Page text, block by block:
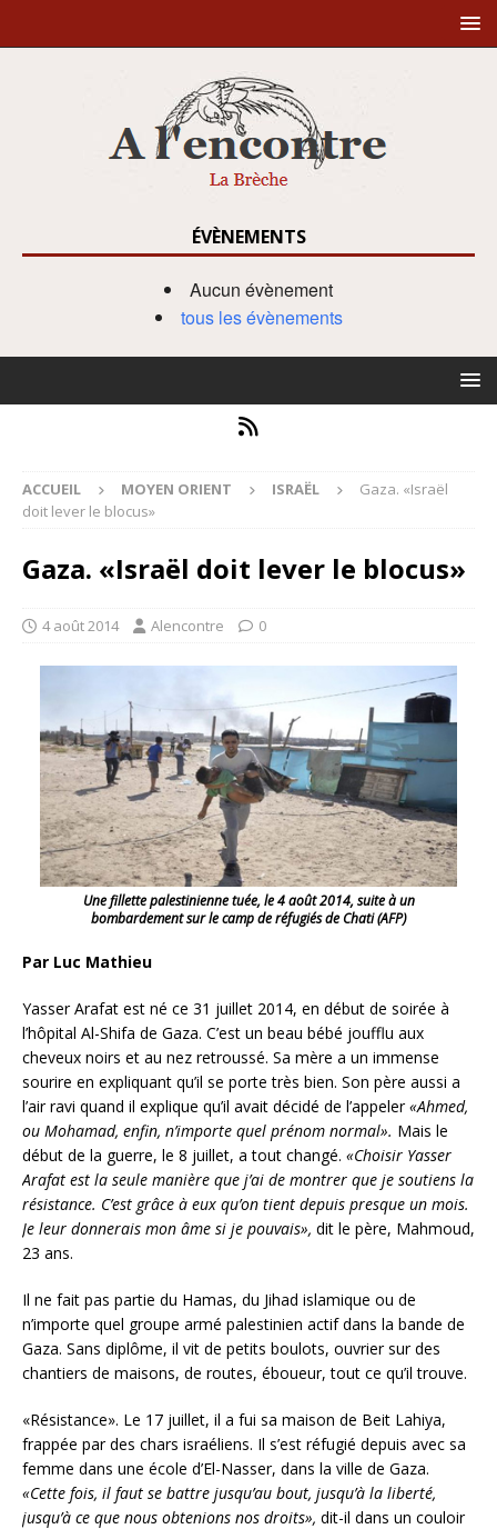
ÉVÈNEMENTS
Aucun évènement
tous les évènements
ACCUEIL MOYEN ORIENT ISRAËL
Gaza. «Israël
doit lever le blocus»
Gaza. «Israël doit lever le blocus»
4 août 2014 Alencontre 0
Une fillette palestinienne tuée, le 4 août 2014, suite à un
bombardement sur le camp de réfugiés de Chati (AFP)
Par Luc Mathieu
Yasser Arafat est né ce 31 juillet 2014, en début de soirée à
l’hôpital Al-Shifa de Gaza. C’est un beau bébé joufflu aux
cheveux noirs et au nez retroussé. Sa mère a un immense
sourire en expliquant qu’il se porte très bien. Son père aussi a
l’air ravi quand il explique qu’il avait décidé de l’appeler«Ahmed,
ou Mohamad, enfin, n’importe quel prénom normal». Mais le
début de la guerre, le 8 juillet, a tout changé. «Choisir Yasser
Arafat est la seule manière que j’ai de montrer que je soutiens la
résistance. C’est grâce à eux qu’on tient depuis presque un mois.
Je leur donnerais mon âme si je pouvais», dit le père, Mahmoud,
23 ans.
Il ne fait pas partie du Hamas, du Jihad islamique ou de
n’importe quel groupe armé palestinien actif dans la bande de
Gaza. Sans diplôme, il vit de petits boulots, ouvrier sur des
chantiers de maisons, de routes, éboueur, tout ce qu’il trouve.
«Résistance». Le 17 juillet, il a fui sa maison de Beit Lahiya,
frappée par des chars israéliens. Il s’est réfugié depuis avec sa
femme dans une école d’El-Nasser, dans la ville de Gaza.
«Cette fois, il faut se battre jusqu’au bout, jusqu’à la liberté,
jusqu’à ce que nous obtenions nos droits», dit-il dans un couloir